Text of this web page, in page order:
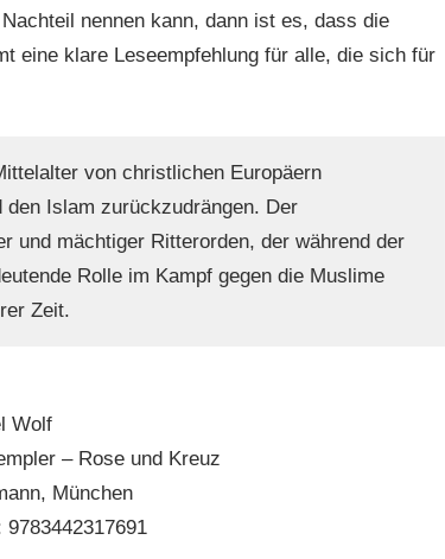
nennen kann, dann ist es, dass die
eine klare Leseempfehlung für alle, die sich für
von christlichen Europäern
den Islam zurückzudrängen. Der
und mächtiger Ritterorden, der während der
Rolle im Kampf gegen die Muslime
Zeit.
Wolf
– Rose und Kreuz
München
9783442317691